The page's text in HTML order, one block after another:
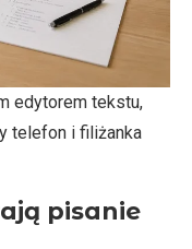
edytorem tekstu,
telefon i filiżanka
pisanie